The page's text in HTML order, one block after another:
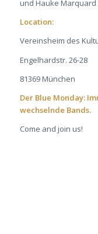
und Hauke Marquard
Location:
Vereinsheim des
Engelhardstr. 26-28
81369 München
Der Blue Monday:
wechselnde Bands.
Come and join us!